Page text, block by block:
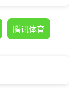
腾讯体育